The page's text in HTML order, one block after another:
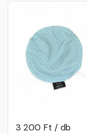
3 200 Ft / db